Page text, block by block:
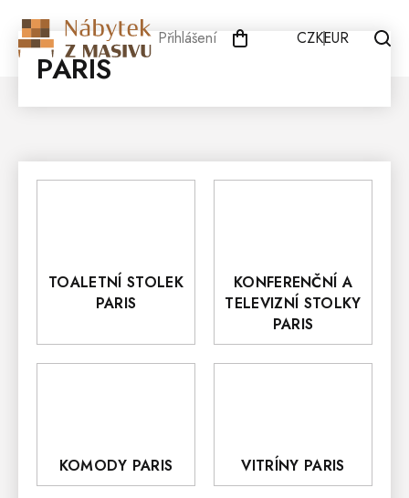
obsah
Přihlášení CZKEUR
PARIS
TOALETNÍ STOLEK
PARIS
KONFERENČNÍ A
TELEVIZNÍ STOLKY
PARIS
KOMODY PARIS VITRÍNY PARIS